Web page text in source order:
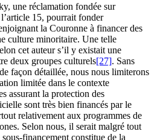
une réclamation fondée sur
15, pourrait fonder
la Couronne à financer des
culture minoritaire. Une telle
cet auteur s’il y existait une
deux groupes culturels[27]. Sans
façon détaillée, nous nous limiterons
limitée dans le contexte
assurant la protection des
sont très bien financés par le
relativement aux programmes de
Selon nous, il serait malgré tout
financement constitue de la